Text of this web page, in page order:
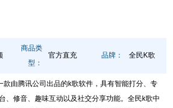
商品类
型：
官方直充 品牌： 全民K歌
款由腾讯公司出品的k歌软件，具有智能打分、专
、修音、趣味互动以及社交分享功能。全民k歌中